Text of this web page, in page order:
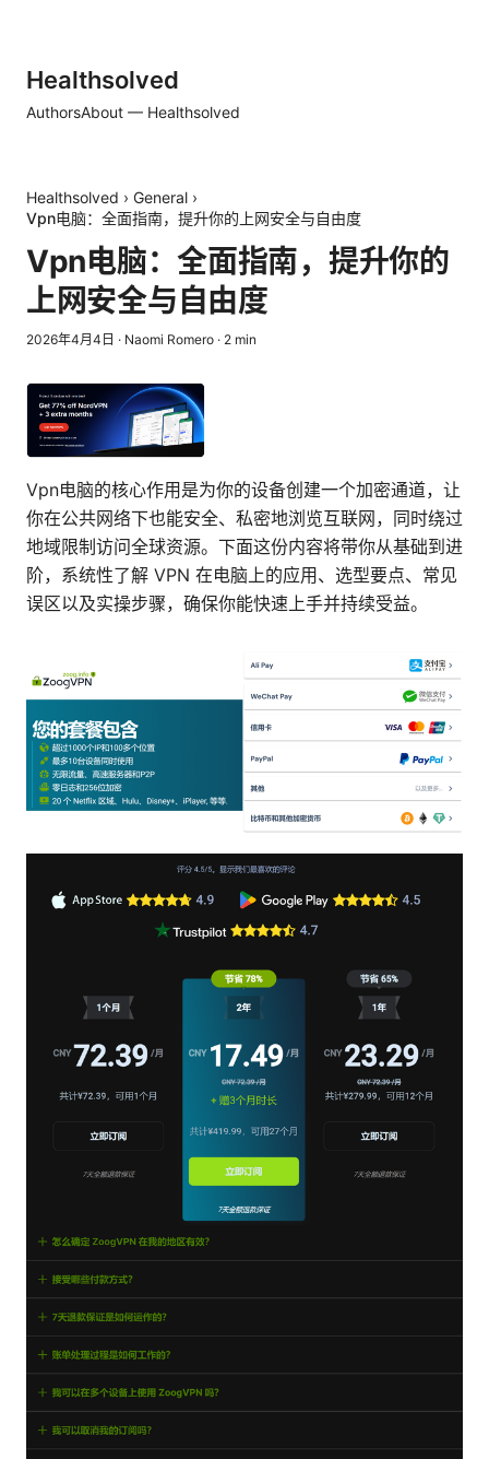
Healthsolved
AuthorsAbout — Healthsolved
Healthsolved › General ›
Vpn电脑：全面指南，提升你的上网安全与自由度
Vpn电脑：全面指南，提升你的
上网安全与自由度
2026年4月4日 · Naomi Romero · 2 min
Vpn电脑的核心作用是为你的设备创建一个加密通道，让
你在公共网络下也能安全、私密地浏览互联网，同时绕过
地域限制访问全球资源。下面这份内容将带你从基础到进
阶，系统性了解 VPN 在电脑上的应用、选型要点、常见
误区以及实操步骤，确保你能快速上手并持续受益。